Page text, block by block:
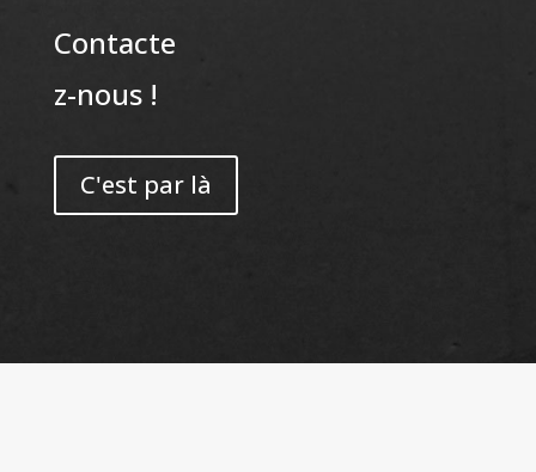
Contacte
z-nous !
C'est par là